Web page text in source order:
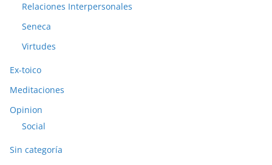
Relaciones Interpersonales
Seneca
Virtudes
Ex-toico
Meditaciones
Opinion
Social
Sin categoría